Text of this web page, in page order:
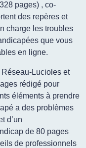
pages) , co-
des repères et
charge les troubles
que vous
en ligne.
Lucioles et
rédigé pour
éléments à prendre
a des problèmes
d’un
de 80 pages
de professionnels